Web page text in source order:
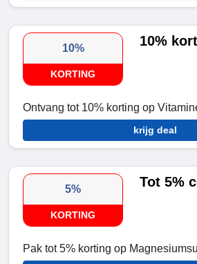
10%
KORTING
10%
Ontvang tot 10% korting op
krijg deal
5%
KORTING
Tot 5%
Pak tot 5% korting op